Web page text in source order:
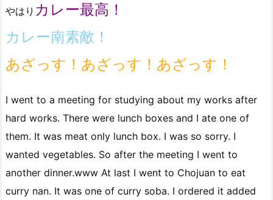
やはり カレー最高！
カレー南素敵！
あざっす！あざっす！あざっす！
I went to a meeting for studying about my works after
hard works. There were lunch boxes and I ate one of
them. It was meat only lunch box. I was so sorry. I
wanted vegetables. So after the meeting I went to
another dinner.www At last I went to Chojuan to eat
curry nan. It was one of curry soba. I ordered it added